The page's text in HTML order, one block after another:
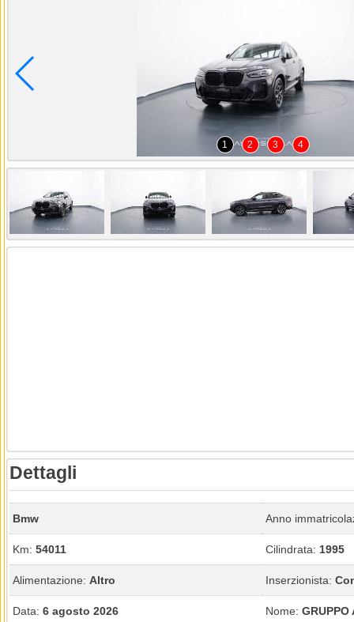
1 2 3 4
Dettagli
Bmw Anno
Km: 54011 Cilindrata: 1995
Alimentazione: Altro Inserzionista:
Data: 6 agosto 2026 Nome: GRUPPO